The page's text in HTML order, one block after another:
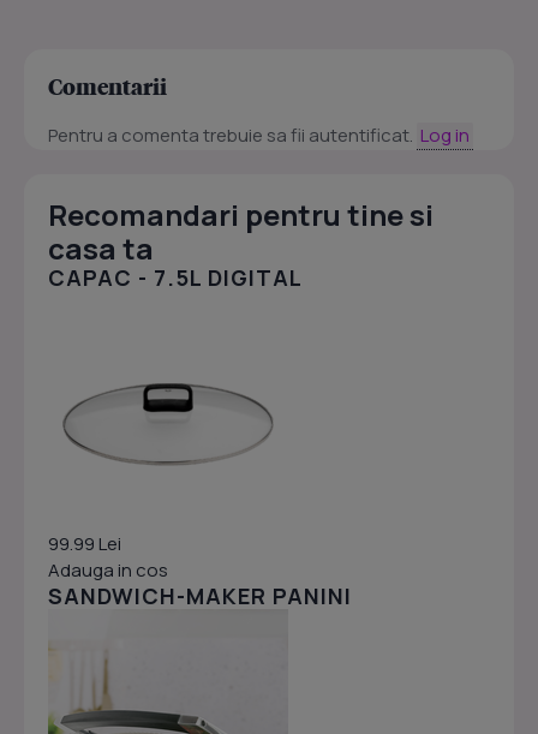
Comentarii
Pentru a comenta trebuie sa fii autentificat. Log in
Recomandari pentru tine si
casa ta
CAPAC - 7.5L DIGITAL
99.99 Lei
Adauga in cos
SANDWICH-MAKER PANINI